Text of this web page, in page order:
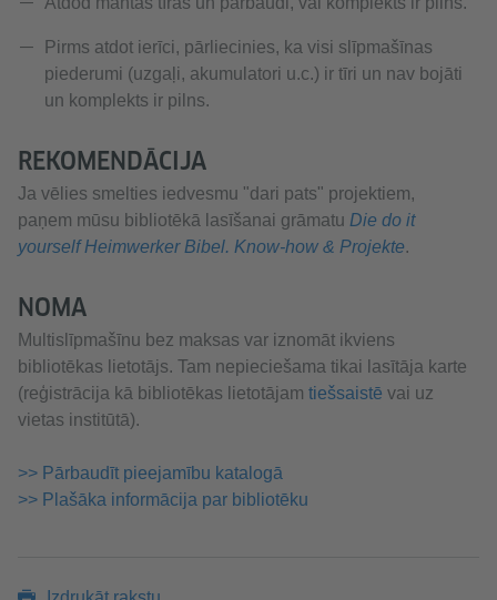
Pirms atdot ierīci, pārliecinies, ka visi slīpmašīnas
piederumi (uzgaļi, akumulatori u.c.) ir tīri un nav bojāti
un komplekts ir pilns.
REKOMENDĀCIJA
Ja vēlies smelties iedvesmu "dari pats" projektiem,
paņem mūsu bibliotēkā lasīšanai grāmatu Die do it
yourself Heimwerker Bibel. Know-how & Projekte.
NOMA
Multislīpmašīnu bez maksas var iznomāt ikviens
bibliotēkas lietotājs. Tam nepieciešama tikai lasītāja karte
(reģistrācija kā bibliotēkas lietotājam tiešsaistē vai uz
vietas institūtā).
>> Pārbaudīt pieejamību katalogā
>> Plašāka informācija par bibliotēku